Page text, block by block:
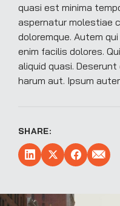
quasi est minima
aspernatur molestiae
doloremque. Autem
enim facilis dolores.
aliquid quasi.
harum aut. Ipsum
SHARE: